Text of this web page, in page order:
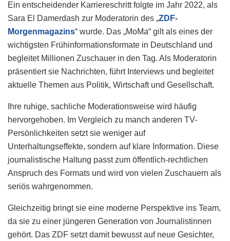
Ein entscheidender Karriereschritt folgte im Jahr 2022, als
Sara El Damerdash zur Moderatorin des „ZDF-
Morgenmagazins“ wurde. Das „MoMa“ gilt als eines der
wichtigsten Frühinformationsformate in Deutschland und
begleitet Millionen Zuschauer in den Tag. Als Moderatorin
präsentiert sie Nachrichten, führt Interviews und begleitet
aktuelle Themen aus Politik, Wirtschaft und Gesellschaft.
Ihre ruhige, sachliche Moderationsweise wird häufig
hervorgehoben. Im Vergleich zu manch anderen TV-
Persönlichkeiten setzt sie weniger auf
Unterhaltungseffekte, sondern auf klare Information. Diese
journalistische Haltung passt zum öffentlich-rechtlichen
Anspruch des Formats und wird von vielen Zuschauern als
seriös wahrgenommen.
Gleichzeitig bringt sie eine moderne Perspektive ins Team,
da sie zu einer jüngeren Generation von Journalistinnen
gehört. Das ZDF setzt damit bewusst auf neue Gesichter,